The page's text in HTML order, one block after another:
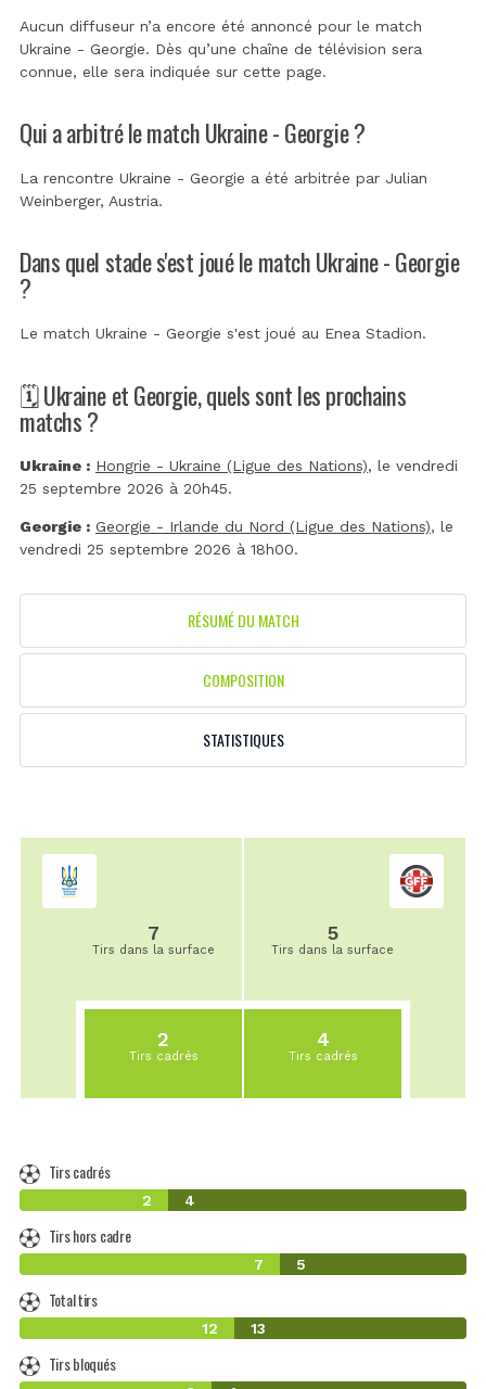
Aucun diffuseur n’a encore été annoncé pour le match
Ukraine - Georgie. Dès qu’une chaîne de télévision sera
connue, elle sera indiquée sur cette page.
Qui a arbitré le match Ukraine - Georgie ?
La rencontre Ukraine - Georgie a été arbitrée par Julian
Weinberger, Austria.
Dans quel stade s'est joué le match Ukraine - Georgie
?
Le match Ukraine - Georgie s'est joué au Enea Stadion.
🗓️ Ukraine et Georgie, quels sont les prochains
matchs ?
Ukraine : Hongrie - Ukraine (Ligue des Nations), le vendredi
25 septembre 2026 à 20h45.
Georgie : Georgie - Irlande du Nord (Ligue des Nations), le
vendredi 25 septembre 2026 à 18h00.
RÉSUMÉ DU MATCH
COMPOSITION
STATISTIQUES
7
Tirs dans la surface
2
Tirs cadrés
5
Tirs dans la surface
4
Tirs cadrés
Tirs cadrés
2 4
Tirs hors cadre
7 5
Total tirs
12 13
Tirs bloqués